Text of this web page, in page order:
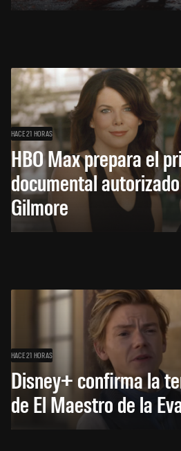
HACE 21 HORAS
HBO Max prepara el
documental
Gilmore
HACE 21 HORAS
Disney+ confirma la
de El Maestro de la